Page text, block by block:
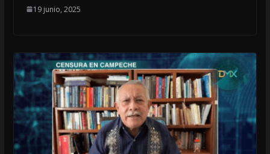
19 junio, 2025